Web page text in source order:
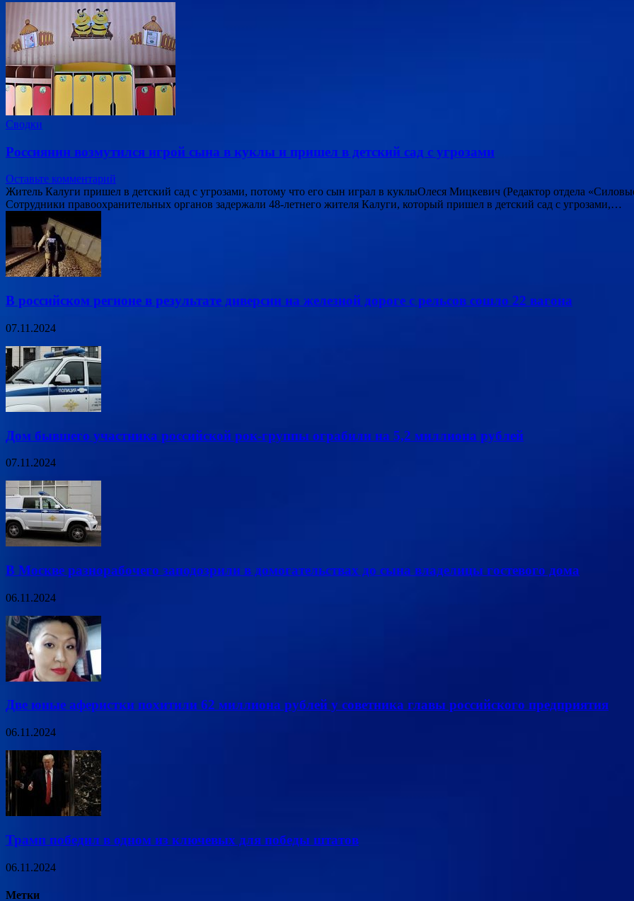
Сводки
Россиянин возмутился игрой сына в куклы и пришел в детский сад с угрозами
Оставьте комментарий
Житель Калуги пришел в детский сад с угрозами, потому что его сын играл в куклыОлеся Мицкевич (Редактор отдела
Сотрудники правоохранительных органов задержали 48-летнего жителя Калуги, который пришел в детский сад с угрозами,…
В российском регионе в результате диверсии на железной дороге с рельсов сошло 22 вагона
07.11.2024
Дом бывшего участника российской рок-группы ограбили на 5,2 миллиона рублей
07.11.2024
В Москве разнорабочего заподозрили в домогательствах до сына владелицы гостевого дома
06.11.2024
Две юные аферистки похитили 62 миллиона рублей у советника главы российского предприятия
06.11.2024
Трамп победил в одном из ключевых для победы штатов
06.11.2024
Метки